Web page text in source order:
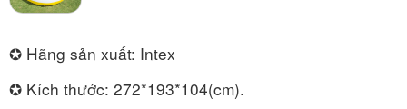
✪ Hãng sản xuất: Intex
✪ Kích thước: 272*193*104(cm).